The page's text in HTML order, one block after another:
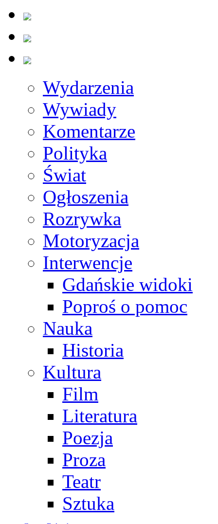
Wydarzenia
Wywiady
Komentarze
Polityka
Świat
Ogłoszenia
Rozrywka
Motoryzacja
Interwencje
Gdańskie widoki
Poproś o pomoc
Nauka
Historia
Kultura
Film
Literatura
Poezja
Proza
Teatr
Sztuka